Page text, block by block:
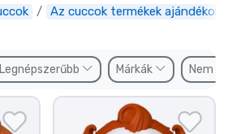
Az cuccok termékek ajándékok
Legnépszerűbb Márkák Nem